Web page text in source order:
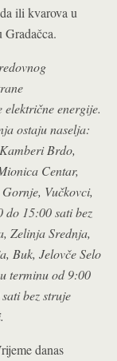
ili kvarova u
električne energije.
ostaju naselja:
Brdo,
Centar,
Vučkovci,
15:00 sati bez
Zelinja Srednja,
Buk, Jelovče Selo
terminu od 9:00
bez struje
danas